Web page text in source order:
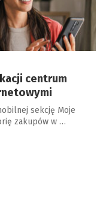
centrum
sekcję Moje
zakupów w …